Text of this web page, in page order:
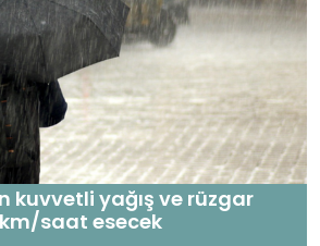
kuvvetli yağış ve rüzgar
saat esecek